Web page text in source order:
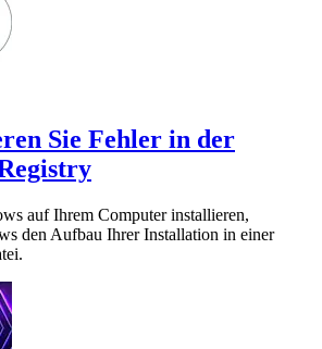
Sie Fehler in der
auf Ihrem Computer installieren,
den Aufbau Ihrer Installation in einer